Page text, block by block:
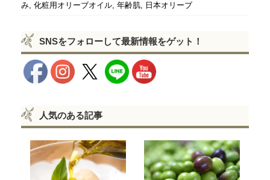
み 化粧用オリーブオイル 年齢肌 日本オリーブ
SNSをフォローして最新情報をゲット！
人気のある記事